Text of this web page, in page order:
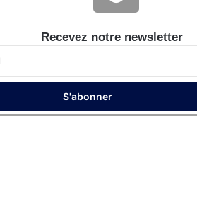
Recevez notre newsletter